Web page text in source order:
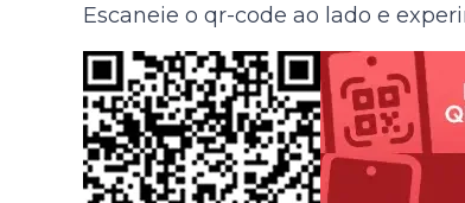
Escaneie o qr-code ao lado e